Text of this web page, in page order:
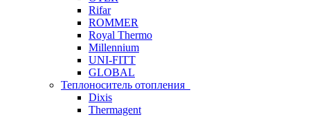
Rifar
ROMMER
Royal Thermo
Millennium
UNI-FITT
GLOBAL
Теплоноситель отопления
Dixis
Thermagent